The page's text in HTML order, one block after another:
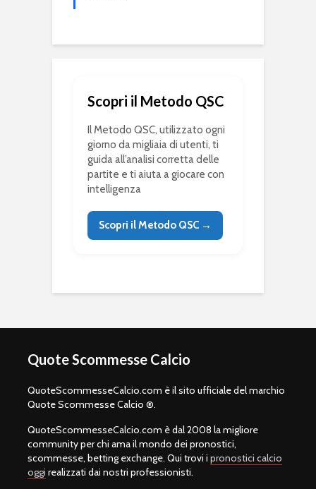
Scopri il Metodo QSC
Il Metodo QSC, utilizzato ogni
giorno da migliaia di utenti, ti
guida all’analisi corretta delle
partite e ti aiuta a giocare con
intelligenza
Scopri il Metodo QSC →
Quote Scommesse Calcio
QuoteScommesseCalcio.com è il sito ufficiale del marchio
Quote Scommesse Calcio ®.
QuoteScommesseCalcio.com è dal 2008 la migliore
community per chi ama il mondo dei pronostici,
scommesse, betting exchange. Qui trovi i pronostici calcio
oggi realizzati dai nostri professionisti.